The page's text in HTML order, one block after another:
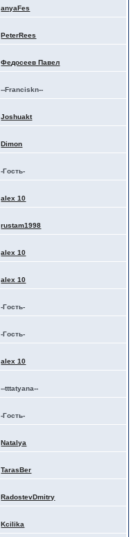
anyaFes
PeterRees
Федосеев Павел
--Franciskn--
Joshuakt
Dimоn
-Гость-
alex 10
rustam1998
alex 10
alex 10
-Гость-
-Гость-
alex 10
--tttatyana--
-Гость-
Natalya
TarasBer
RadostevDmitry
Kcilika